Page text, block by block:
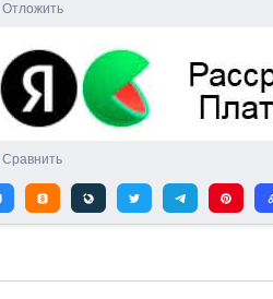
Отложить
Сравнить